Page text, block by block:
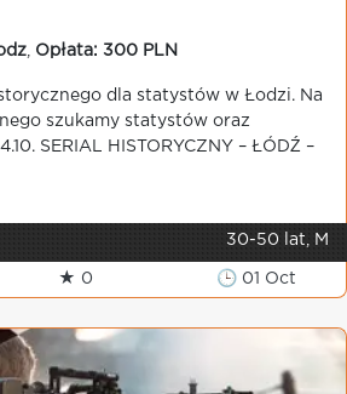
Opłata: 300 PLN
dla statystów w Łodzi. Na
szukamy statystów oraz
SERIAL HISTORYCZNY – ŁÓDŹ –
30-50 lat, M
★ 0 🕒 01 Oct